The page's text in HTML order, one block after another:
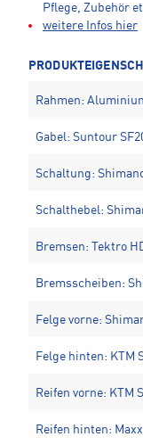
Pflege, Zubehör
weitere Infos hier
Rahmen:
Gabel: Suntour
Schaltung:
Schalthebel:
Bremsen: Tektro
Bremsscheiben:
Felge vorne:
Felge hinten: KTM
Reifen vorne: KTM
Reifen hinten: